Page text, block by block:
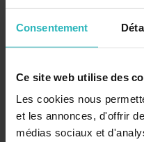
Consentement
Ce site web utilise des
Les cookies nous
et les annonces, d'offrir
médias sociaux et